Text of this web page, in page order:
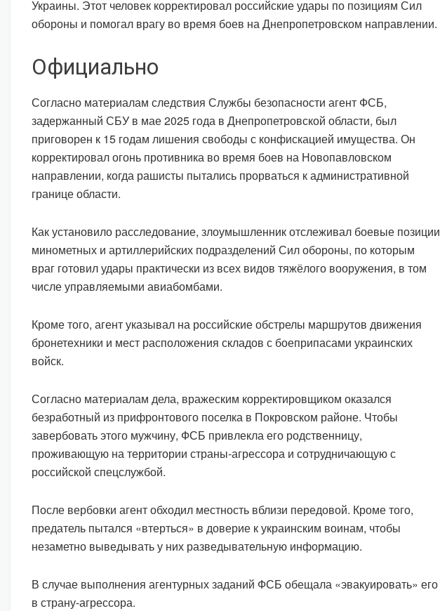
Украины. Этот человек корректировал российские удары по позициям Сил
обороны и помогал врагу во время боев на Днепропетровском направлении.
Официально
Согласно материалам следствия Службы безопасности агент ФСБ,
задержанный СБУ в мае 2025 года в Днепропетровской области, был
приговорен к 15 годам лишения свободы с конфискацией имущества. Он
корректировал огонь противника во время боев на Новопавловском
направлении, когда рашисты пытались прорваться к административной
границе области.
Как установило расследование, злоумышленник отслеживал боевые позиции
минометных и артиллерийских подразделений Сил обороны, по которым
враг готовил удары практически из всех видов тяжёлого вооружения, в том
числе управляемыми авиабомбами.
Кроме того, агент указывал на российские обстрелы маршрутов движения
бронетехники и мест расположения складов с боеприпасами украинских
войск.
Согласно материалам дела, вражеским корректировщиком оказался
безработный из прифронтового поселка в Покровском районе. Чтобы
завербовать этого мужчину, ФСБ привлекла его родственницу,
проживающую на территории страны-агрессора и сотрудничающую с
российской спецслужбой.
После вербовки агент обходил местность вблизи передовой. Кроме того,
предатель пытался «втерться» в доверие к украинским воинам, чтобы
незаметно выведывать у них разведывательную информацию.
В случае выполнения агентурных заданий ФСБ обещала «эвакуировать» его
в страну-агрессора.